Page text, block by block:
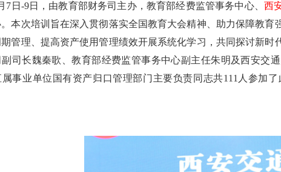
7日-9日，由教育部财务司主办，教育部经费监管事务中心、西
本次培训旨在深入贯彻落实全国教育大会精神、助力保障教
管理、提高资产使用管理绩效开展系统化学习，共同探讨新
副司长魏秦歌、教育部经费监管事务中心副主任朱明及西安交
事业单位国有资产归口管理部门主要负责同志共111人参加